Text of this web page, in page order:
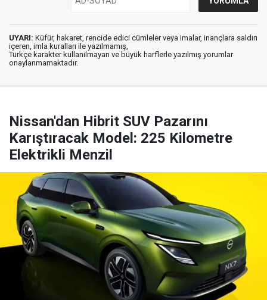
UYARI: Küfür, hakaret, rencide edici cümleler veya imalar, inançlara saldırı
içeren, imla kuralları ile yazılmamış,
Türkçe karakter kullanılmayan ve büyük harflerle yazılmış yorumlar
onaylanmamaktadır.
Nissan'dan Hibrit SUV Pazarını
Karıştıracak Model: 225 Kilometre
Elektrikli Menzil